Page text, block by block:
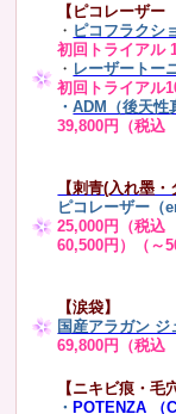
【ピコレーザ
・ ピコフラクシ
初回トライアル
・ レーザートー
初回トライアル
・ADM（後天性
39,800円（税込
【刺青(入れ墨・
ピコレーザー（
25,000円（税
60,500円）（～
【涙袋】
国産アラガン
69,800円（税込
【ニキビ痕・毛
・ POTENZA （